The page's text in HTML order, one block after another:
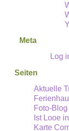
Meta
Log
Seiten
Aktuelle
Foto-Blog
Ist Looe
Karte